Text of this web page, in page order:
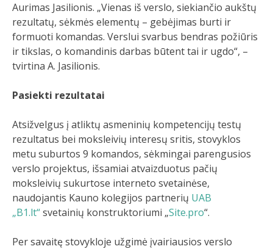
Aurimas Jasilionis. „Vienas iš verslo, siekiančio aukštų
rezultatų, sėkmės elementų – gebėjimas burti ir
formuoti komandas. Verslui svarbus bendras požiūris
ir tikslas, o komandinis darbas būtent tai ir ugdo“, –
tvirtina A. Jasilionis.
Pasiekti rezultatai
Atsižvelgus į atliktų asmeninių kompetencijų testų
rezultatus bei moksleivių interesų sritis, stovyklos
metu suburtos 9 komandos, sėkmingai parengusios
verslo projektus, išsamiai atvaizduotus pačių
moksleivių sukurtose interneto svetainėse,
naudojantis Kauno kolegijos partnerių UAB
„B1.lt“svetainių konstruktoriumi „Site.pro“.
Per savaitę stovykloje užgimė įvairiausios verslo